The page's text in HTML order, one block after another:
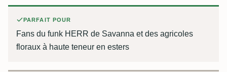
PARFAIT POUR
Fans du funk HERR de Savanna et des agricoles
floraux à haute teneur en esters